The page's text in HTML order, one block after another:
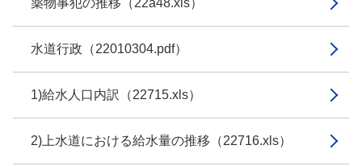
薬物事犯の推移（22a48.xls）
水道行政（22010304.pdf）
1)給水人口内訳（22715.xls）
2)上水道における給水量の推移（22716.xls）